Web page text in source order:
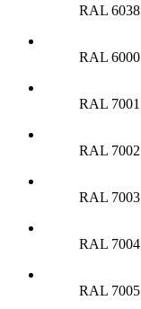
RAL 6038
RAL 6000
RAL 7001
RAL 7002
RAL 7003
RAL 7004
RAL 7005